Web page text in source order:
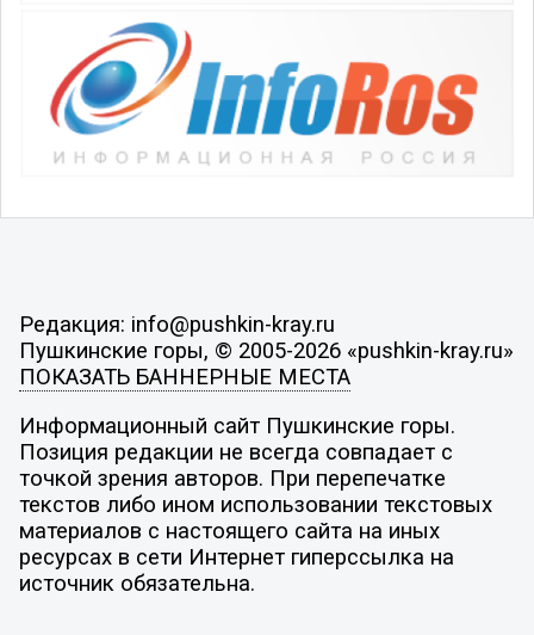
Редакция: info@pushkin-kray.ru
Пушкинские горы, © 2005-2026 «pushkin-kray.ru»
ПОКАЗАТЬ БАННЕРНЫЕ МЕСТА
Информационный сайт Пушкинские горы.
Позиция редакции не всегда совпадает с
точкой зрения авторов. При перепечатке
текстов либо ином использовании текстовых
материалов с настоящего сайта на иных
ресурсах в сети Интернет гиперссылка на
источник обязательна.